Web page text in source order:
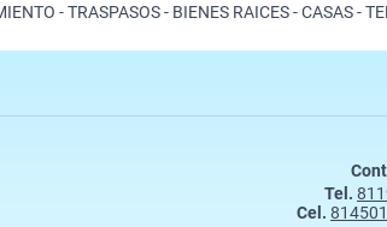
- TRASPASOS - BIENES RAICES - CASAS -
Tel.
Cel.